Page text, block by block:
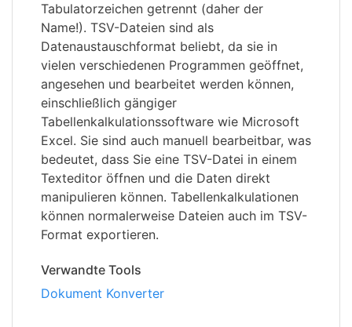
Tabulatorzeichen getrennt (daher der
Name!). TSV-Dateien sind als
Datenaustauschformat beliebt, da sie in
vielen verschiedenen Programmen geöffnet,
angesehen und bearbeitet werden können,
einschließlich gängiger
Tabellenkalkulationssoftware wie Microsoft
Excel. Sie sind auch manuell bearbeitbar, was
bedeutet, dass Sie eine TSV-Datei in einem
Texteditor öffnen und die Daten direkt
manipulieren können. Tabellenkalkulationen
können normalerweise Dateien auch im TSV-
Format exportieren.
Verwandte Tools
Dokument Konverter